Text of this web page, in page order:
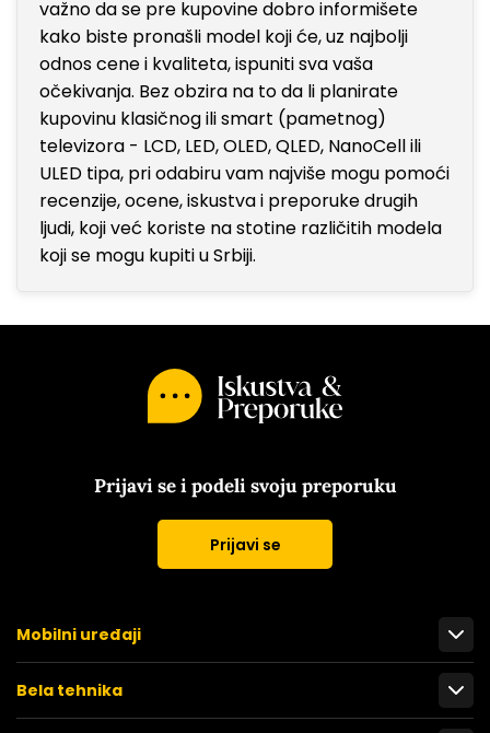
važno da se pre kupovine dobro informišete
kako biste pronašli model koji će, uz najbolji
odnos cene i kvaliteta, ispuniti sva vaša
očekivanja. Bez obzira na to da li planirate
kupovinu klasičnog ili smart (pametnog)
televizora - LCD, LED, OLED, QLED, NanoCell ili
ULED tipa, pri odabiru vam najviše mogu pomoći
recenzije, ocene, iskustva i preporuke drugih
ljudi, koji već koriste na stotine različitih modela
koji se mogu kupiti u Srbiji.
Prijavi se i podeli svoju preporuku
Prijavi se
Mobilni uređaji
Bela tehnika